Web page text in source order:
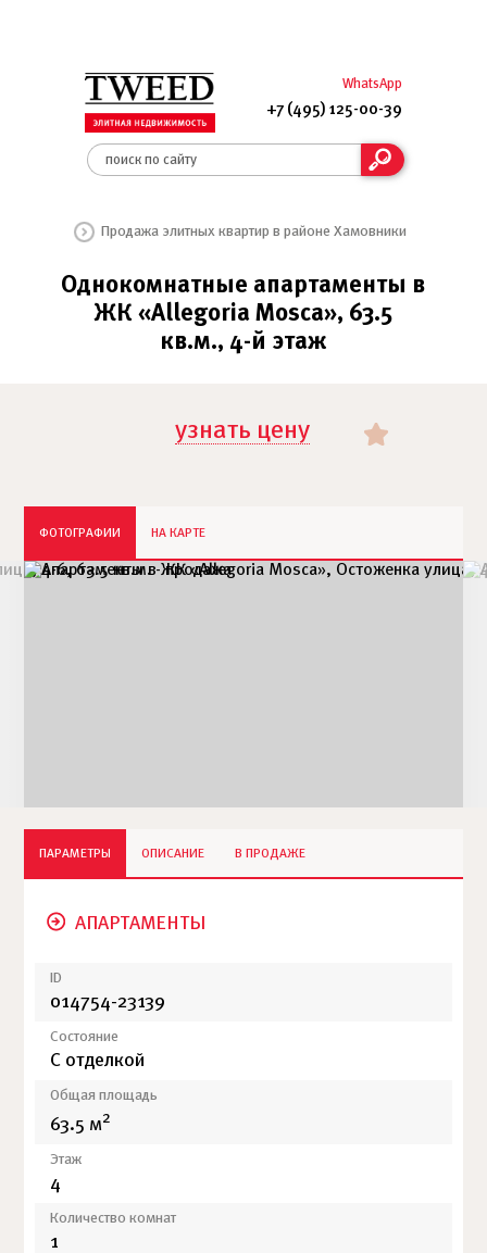
WhatsApp
+7 (495) 125-00-39
Продажа элитных квартир в районе Хамовники
Однокомнатные апартаменты в
ЖК «Allegoria Mosca», 63.5
кв.м., 4-й этаж
узнать цену
ФОТОГРАФИИ НА КАРТЕ
ПАРАМЕТРЫ ОПИСАНИЕ В ПРОДАЖЕ
АПАРТАМЕНТЫ
ID
014754-23139
Состояние
С отделкой
Общая площадь
63.5 м2
Этаж
4
Количество комнат
1